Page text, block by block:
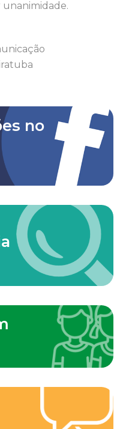
unanimidade.
no